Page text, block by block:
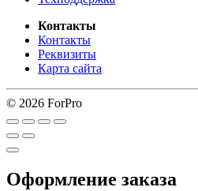
Контакты
Контакты
Реквизиты
Карта сайта
© 2026 ForPro
Оформление заказа